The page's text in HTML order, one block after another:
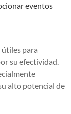
eventos
útiles para
su efectividad.
alto potencial de